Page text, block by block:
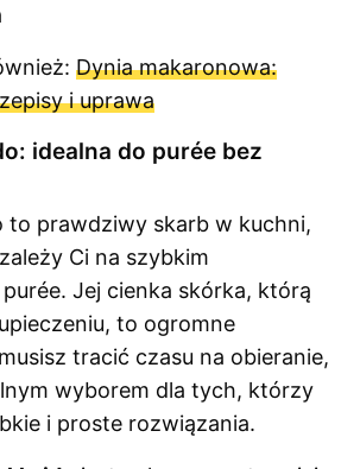
Dynia makaronowa:
i uprawa
idealna do purée bez
to prawdziwy skarb w kuchni,
Ci na szybkim
Jej cienka skórka, którą
to ogromne
tracić czasu na obieranie,
wyborem dla tych, którzy
i proste rozwiązania.